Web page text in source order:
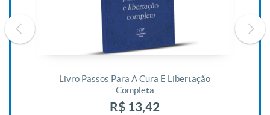
Livro Passos Para A Cura E Libertação
Completa
R$ 13,42